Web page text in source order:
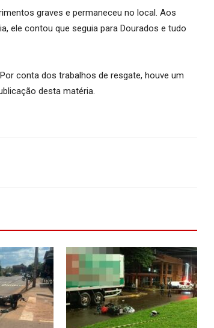
graves e permaneceu no local. Aos
ele contou que seguia para Dourados e tudo
conta dos trabalhos de resgate, houve um
desta matéria.